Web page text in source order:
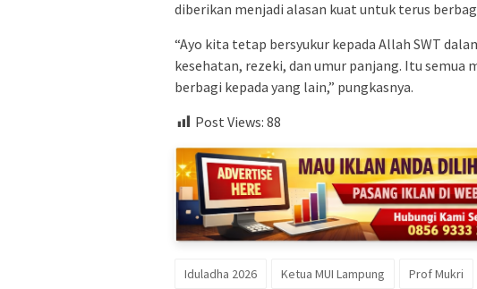
diberikan menjadi alasan kuat untuk terus
“Ayo kita tetap bersyukur kepada Allah SWT
kesehatan, rezeki, dan umur panjang. Itu
berbagi kepada yang lain,” pungkasnya.
Post Views: 88
Iduladha 2026 Ketua MUI Lampung Prof Mukri